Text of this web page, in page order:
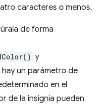
caracteres o menos.
de forma
y
hay un parámetro de
en el
de la insignia pueden